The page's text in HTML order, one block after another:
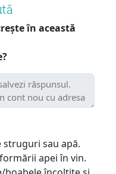
în această
struguri sau apă.
apei în vin.